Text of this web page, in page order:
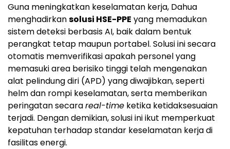
Guna meningkatkan keselamatan kerja, Dahua
menghadirkansolusi HSE-PPE yang memadukan
sistem deteksi berbasis AI, baik dalam bentuk
perangkat tetap maupun portabel. Solusi ini secara
otomatis memverifikasi apakah personel yang
memasuki area berisiko tinggi telah mengenakan
alat pelindung diri (APD) yang diwajibkan, seperti
helm dan rompi keselamatan, serta memberikan
peringatan secarareal-time ketika ketidaksesuaian
terjadi. Dengan demikian, solusi ini ikut memperkuat
kepatuhan terhadap standar keselamatan kerja di
fasilitas energi.